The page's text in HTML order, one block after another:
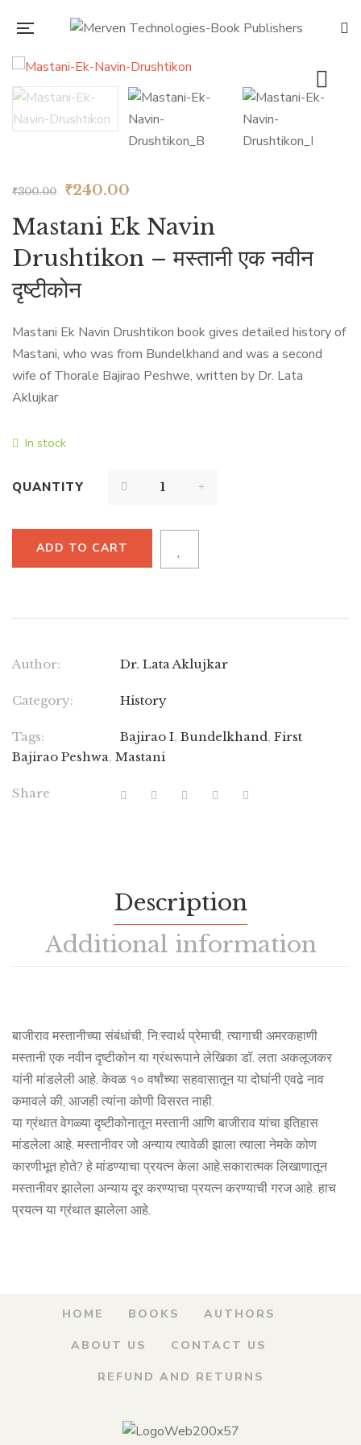
₹300.00
Original
price
was:
₹300.00.
₹240.00
price
is:
₹240.00.
Mastani Ek Navin
Drushtikon – मस्तानी एक नवीन
दृष्टीकोन
Mastani Ek Navin Drushtikon book gives detailed history of
Mastani, who was from Bundelkhand and was a second
wife of Thorale Bajirao Peshwe, written by Dr. Lata
Aklujkar
In stock
QUANTITY
ADD TO CART
Author: Dr. Lata Aklujkar
Category: History
Tags: Bajirao I, Bundelkhand, First
Bajirao Peshwa, Mastani
Share
Description
Additional information
बाजीराव मस्तानीच्या संबंधांची, नि:स्वार्थ प्रेमाची, त्यागाची अमरकहाणी
मस्तानी एक नवीन दृष्टीकोन या ग्रंथरूपाने लेखिका डॉ. लता अकलूजकर
यांनी मांडलेली आहे. केवळ १० वर्षांच्या सहवासातून या दोघांनी एवढे नाव
कमावले की, आजही त्यांना कोणी विसरत नाही.
या ग्रंथात वेगळ्या दृष्टीकोनातून मस्तानी आणि बाजीराव यांचा इतिहास
मांडलेला आहे. मस्तानीवर जो अन्याय त्यावेळी झाला त्याला नेमके कोण
कारणीभूत होते? हे मांडण्याचा प्रयत्न केला आहे.सकारात्मक लिखाणातून
मस्तानीवर झालेला अन्याय दूर करण्याचा प्रयत्न करण्याची गरज आहे. हाच
प्रयत्न या ग्रंथात झालेला आहे.
HOME BOOKS AUTHORS
ABOUT US CONTACT US
REFUND AND RETURNS